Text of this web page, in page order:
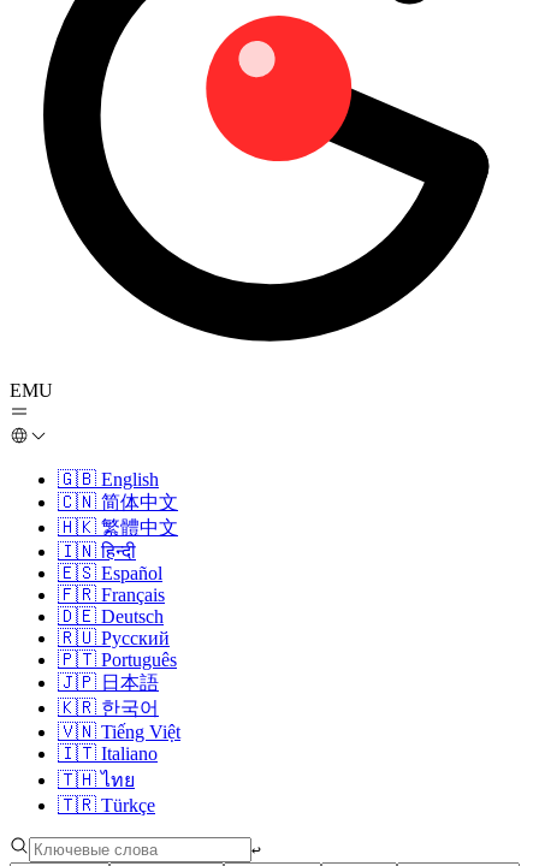
EMU
🇬🇧 English
🇨🇳 简体中文
🇭🇰 繁體中文
🇮🇳 हिन्दी
🇪🇸 Español
🇫🇷 Français
🇩🇪 Deutsch
🇷🇺 Русский
🇵🇹 Português
🇯🇵 日本語
🇰🇷 한국어
🇻🇳 Tiếng Việt
🇮🇹 Italiano
🇹🇭 ไทย
🇹🇷 Türkçe
↩︎